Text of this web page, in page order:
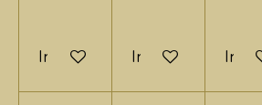
In winkelwagenIn winkelwagen
In